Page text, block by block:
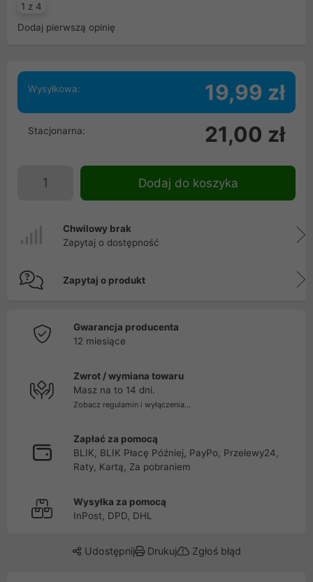
1 z 4
Dodaj pierwszą opinię
Wysyłkowa: 19,99 zł
Stacjonarna: 21,00 zł
Dodaj do koszyka
Chwilowy brak
Zapytaj o dostępność
Zapytaj o produkt
Gwarancja producenta
12 miesiące
Zwrot / wymiana towaru
Masz na to 14 dni.
Zobacz regulamin i wyłączenia...
Zapłać za pomocą
BLIK, BLIK Płacę Później, PayPo, Przelewy24,
Raty, Kartą, Za pobraniem
Wysyłka za pomocą
InPost, DPD, DHL
Udostępnij Drukuj Zgłoś błąd